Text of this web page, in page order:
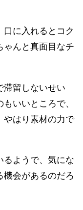
に入れるとコク
ゃんと真面目なチ
滞留しないせい
いいところで、
やはり素材の力で
るようで、気にな
機会があるのだろ